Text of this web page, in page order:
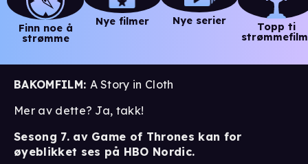
Finn noe å
strømme
Nye filmer Nye serier
Topp ti
BAKOMFILM: A Story in Cloth
Mer av dette? Ja, takk!
Sesong 7. av Game of Thrones kan for
øyeblikket ses på HBO Nordic.